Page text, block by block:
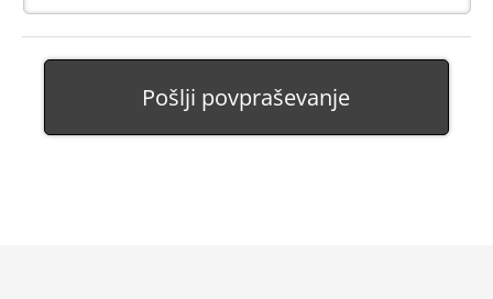
Pošlji povpraševanje